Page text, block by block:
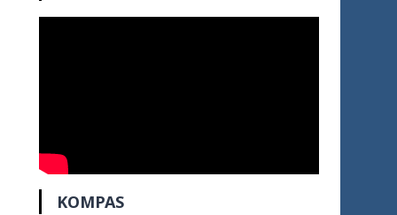
KOMPAS